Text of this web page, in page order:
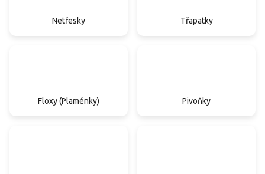
Netřesky Třapatky
Floxy (Plaménky) Pivoňky